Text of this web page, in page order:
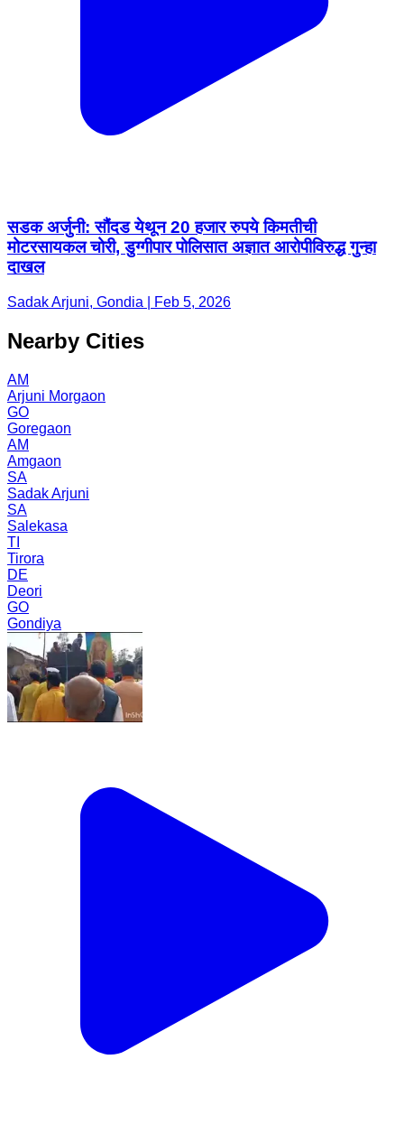
सडक अर्जुनी: सौंदड येथून 20 हजार रुपये किमतीची
मोटरसायकल चोरी, डुग्गीपार पोलिसात अज्ञात आरोपीविरुद्ध गुन्हा
दाखल
Sadak Arjuni, Gondia | Feb 5, 2026
Nearby Cities
AM
Arjuni Morgaon
GO
Goregaon
AM
Amgaon
SA
Sadak Arjuni
SA
Salekasa
TI
Tirora
DE
Deori
GO
Gondiya